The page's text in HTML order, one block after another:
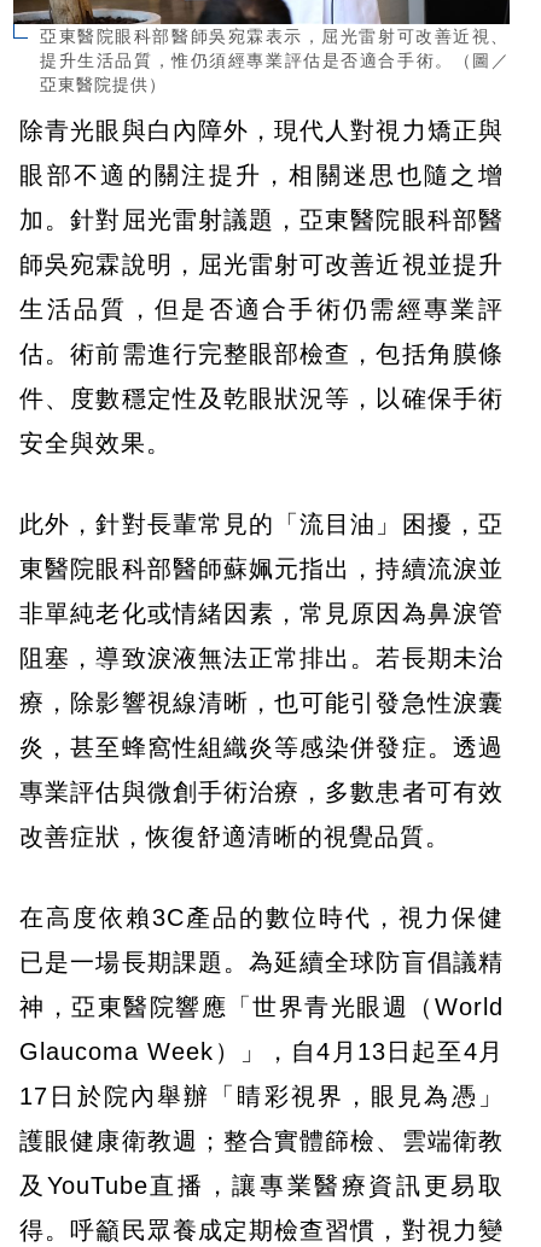
亞東醫院眼科部醫師吳宛霖表示，屈光雷射可改善近視、
提升生活品質，惟仍須經專業評估是否適合手術。（圖／
亞東醫院提供）
除青光眼與白內障外，現代人對視力矯正與
眼部不適的關注提升，相關迷思也隨之增
加。針對屈光雷射議題，亞東醫院眼科部醫
師吳宛霖說明，屈光雷射可改善近視並提升
生活品質，但是否適合手術仍需經專業評
估。術前需進行完整眼部檢查，包括角膜條
件、度數穩定性及乾眼狀況等，以確保手術
安全與效果。
此外，針對長輩常見的「流目油」困擾，亞
東醫院眼科部醫師蘇姵元指出，持續流淚並
非單純老化或情緒因素，常見原因為鼻淚管
阻塞，導致淚液無法正常排出。若長期未治
療，除影響視線清晰，也可能引發急性淚囊
炎，甚至蜂窩性組織炎等感染併發症。透過
專業評估與微創手術治療，多數患者可有效
改善症狀，恢復舒適清晰的視覺品質。
在高度依賴3C產品的數位時代，視力保健
已是一場長期課題。為延續全球防盲倡議精
神，亞東醫院響應「世界青光眼週（World
Glaucoma Week）」，自4月13日起至4月
17日於院內舉辦「睛彩視界，眼見為憑」
護眼健康衛教週；整合實體篩檢、雲端衛教
及YouTube直播，讓專業醫療資訊更易取
得。呼籲民眾養成定期檢查習慣，對視力變